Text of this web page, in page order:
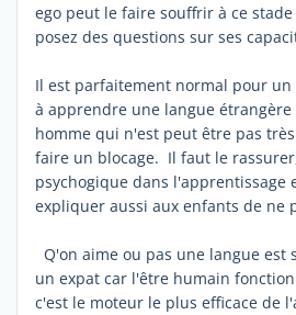
ego peut le faire souffrir à ce
posez des questions sur ses
Il est parfaitement normal pour
à apprendre une langue
homme qui n'est peut être pas
faire un blocage. Il faut le
psychogique dans l'apprentissage
expliquer aussi aux enfants de ne
Q'on aime ou pas une langue est
un expat car l'être humain
c'est le moteur le plus efficace de